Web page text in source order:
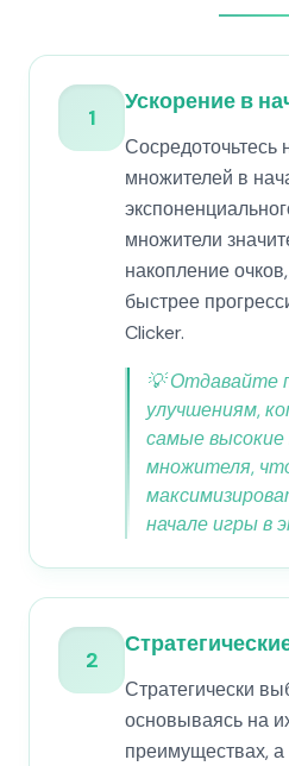
1
Ускорение в
Сосредоточьтесь
множителей в
множители
накопление
быстрее
Clicker.
💡Отдавайте
улучшениям,
самые
множителя,
начале игры в
2
Стратегически
основываясь на
преимуществах,